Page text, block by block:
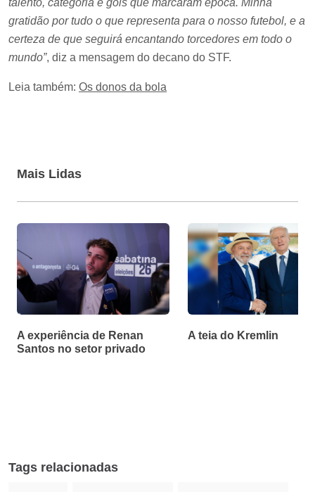
talento, categoria e gols que marcaram época. Minha
gratidão por tudo o que representa para o nosso futebol, e a
certeza de que seguirá encantando torcedores em todo o
mundo”, diz a mensagem do decano do STF.
Leia também: Os donos da bola
Mais Lidas
A experiência de Renan
Santos no setor privado
A teia do Kremlin
Tags relacionadas